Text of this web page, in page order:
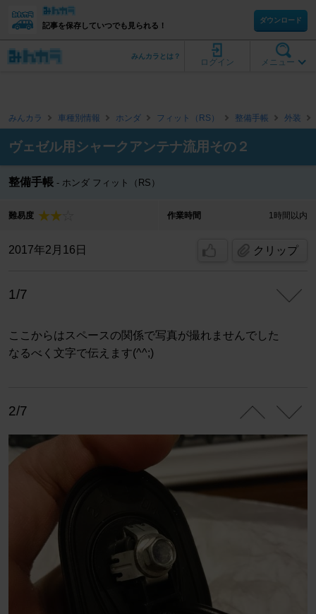
記事を保存していつでも見られる！
ダウンロード
メニュー
ログイン
みんカラとは？
みんカラ 車種別情報 ホンダ フィット（RS） 整備手帳 外装
ヴェゼル用シャークアンテナ流用その２
整備手帳 ホンダ フィット（RS）
難易度 作業時間 1時間以内
2017年2月16日 クリップ
1/7
ここからはスペースの関係で写真が撮れませんでした
なるべく文字で伝えます(^^;)
2/7